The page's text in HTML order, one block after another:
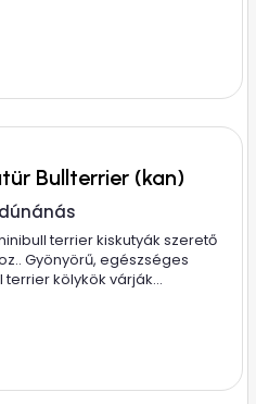
Bullterrier (kan)
terrier kiskutyák szerető
Gyönyörű, egészséges
terrier kölykök várják...